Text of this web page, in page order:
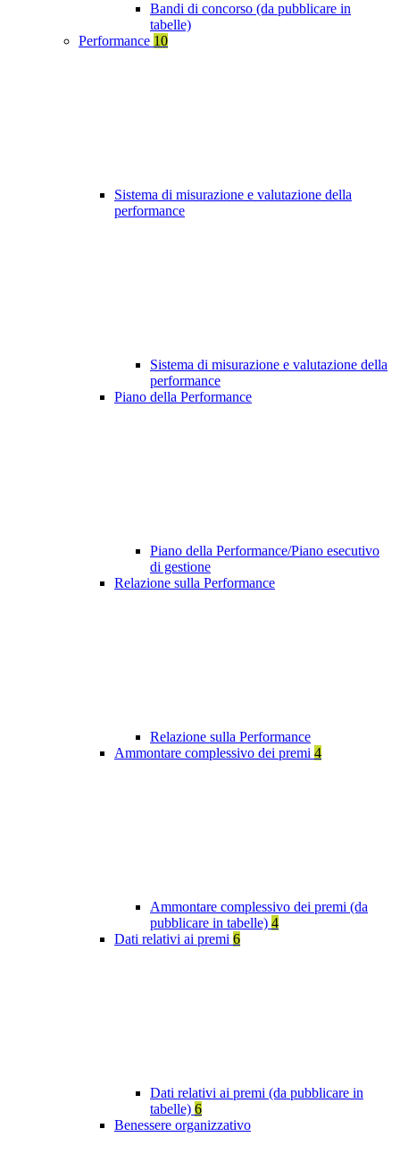
Bandi di concorso (da pubblicare in
tabelle)
Performance 10
Sistema di misurazione e valutazione della
performance
Sistema di misurazione e valutazione della
performance
Piano della Performance
Piano della Performance/Piano esecutivo
di gestione
Relazione sulla Performance
Relazione sulla Performance
Ammontare complessivo dei premi 4
Ammontare complessivo dei premi (da
pubblicare in tabelle) 4
Dati relativi ai premi 6
Dati relativi ai premi (da pubblicare in
tabelle) 6
Benessere organizzativo